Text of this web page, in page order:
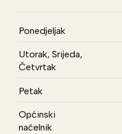
Ponedjeljak
Utorak, Srijeda,
Četvrtak
Petak
Općinski
načelnik